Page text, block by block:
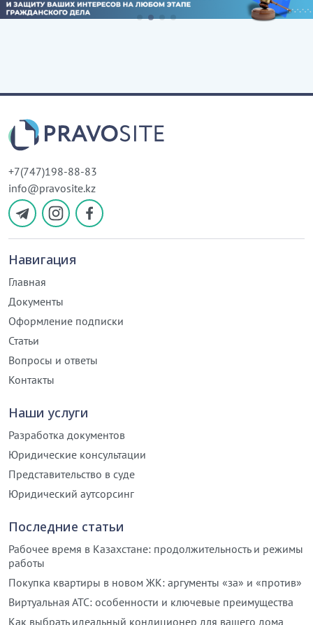
+7(747)198-88-83
info@pravosite.kz
Навигация
Главная
Документы
Оформление подписки
Статьи
Вопросы и ответы
Контакты
Наши услуги
Разработка документов
Юридические консультации
Представительство в суде
Юридический аутсорсинг
Последние статьи
Рабочее время в Казахстане: продолжительность и режимы
работы
Покупка квартиры в новом ЖК: аргументы «за» и «против»
Виртуальная АТС: особенности и ключевые преимущества
Как выбрать идеальный кондиционер для вашего дома